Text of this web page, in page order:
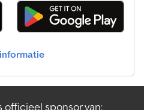
officieel sponsor van: